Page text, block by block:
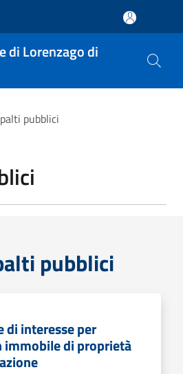
di Lorenzago di
pubblici
pubblici
di interesse per
immobile di proprietà